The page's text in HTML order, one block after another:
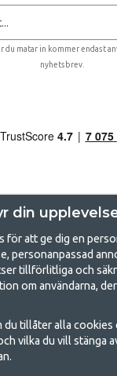
du matar in kommer endast
nyhetsbrev.
- Din
och uteliv
vara en livsstil eller
Oavsett vilken
din
för att ge dig en
personanpassad
tillförlitliga och
om användarna,
du tillåter alla cookies
vilka du vill stänga